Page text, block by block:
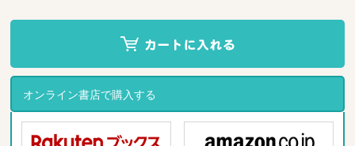
オンライン書店で購入する